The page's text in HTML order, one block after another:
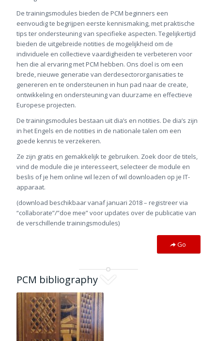
De trainingsmodules bieden de PCM beginners een
eenvoudig te begrijpen eerste kennismaking, met praktische
tips ter ondersteuning van specifieke aspecten. Tegelijkertijd
bieden de uitgebreide notities de mogelijkheid om de
individuele en collectieve vaardigheiden te verbeteren voor
hen die al ervaring met PCM hebben. Ons doel is om een
brede, nieuwe generatie van derdesectororganisaties te
genereren en te ondersteunen in hun pad naar de create,
ontwikkeling en ondersteuning van duurzame en effectieve
Europese projecten.
De trainingsmodules bestaan uit dia’s en notities. De dia’s zijn
in het Engels en de notities in de nationale talen om een
goede kennis te verzekeren.
Ze zijn gratis en gemakkelijk te gebruiken. Zoek door de titels,
vind de module die je interesseert, selecteer de module en
beslis of je hem online wil lezen of wil downloaden op je IT-
apparaat.
(download beschikbaar vanaf januari 2018 – registreer via
“collaborate”/”doe mee” voor updates over de publicatie van
de verschillende trainingsmodules)
Go
PCM bibliography